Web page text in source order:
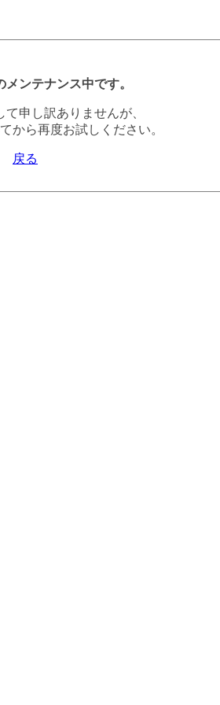
ンテナンス中です。
て申し訳ありませんが、
から再度お試しください。
戻る